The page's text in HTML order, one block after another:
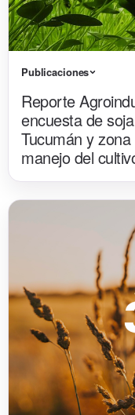
Publicaciones
Reporte
encuesta de
Tucumán y
manejo del